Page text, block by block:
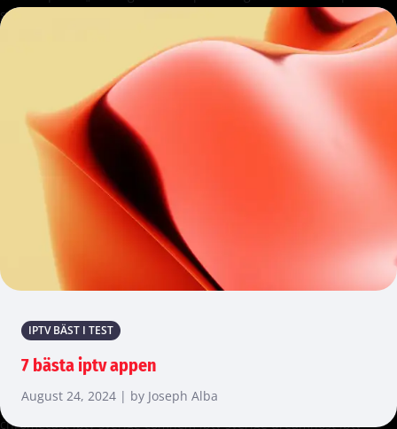
IPTV BÄST I TEST
7 bästa iptv appen
August 24, 2024 | by Joseph Alba